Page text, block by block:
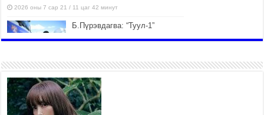
2026 оны 7 сар 21 / 11 цаг 42 минут
Б.Пүрэвдагва: “Туул-1”
2026 оны 7 сар 21 / 10 цаг 15 минут
НИЙСЛЭЛ, АЙМГИЙН
УДИРДЛАГУУДЫН АЖЛЫГ
ХҮНД СУРТЛЫГ БУУРУУЛЖ,